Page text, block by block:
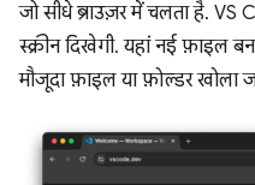
जो सीधे ब्राउज़र में चलता है.
स्क्रीन दिखेगी. यहां नई फ़ाइल
मौजूदा फ़ाइल या फ़ोल्डर खोला